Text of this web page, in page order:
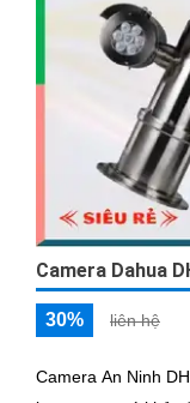
Camera Dahua
30% liên hệ
Camera An Ninh